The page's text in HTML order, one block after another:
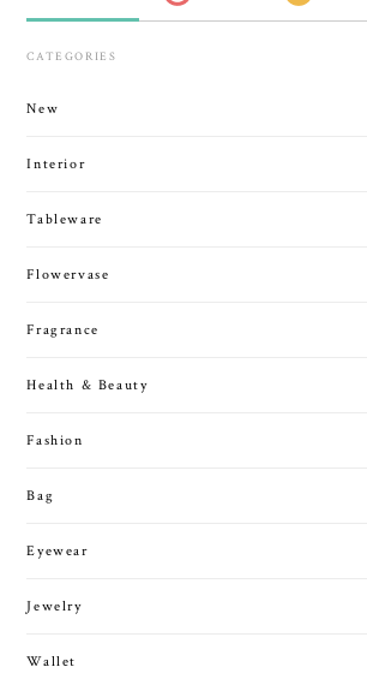
CATEGORIES
New
Interior
Tableware
Flowervase
Fragrance
Health & Beauty
Fashion
Bag
Eyewear
Jewelry
Wallet